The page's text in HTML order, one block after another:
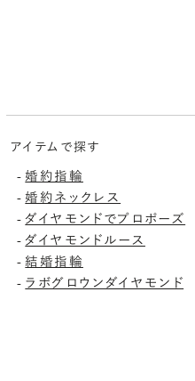
アイテムで探す
-婚約指輪
-婚約ネックレス
-ダイヤモンドでプロポーズ
-ダイヤモンドルース
-結婚指輪
- ラボグロウンダイヤモンド